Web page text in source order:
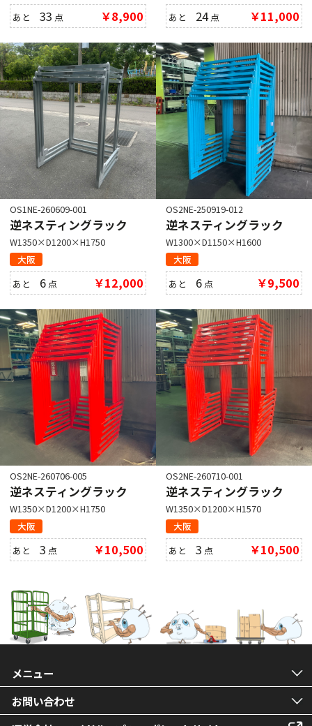
あと33 点 ￥8,900
あと 24点 ￥11,000
OS1NE-260609-001
逆ネスティングラック
W1350×D1200×H1750
大阪
あと 6 点 ￥12,000
OS2NE-250919-012
逆ネスティングラック
W1300×D1150×H1600
大阪
あと 6 点 ￥9,500
OS2NE-260706-005
逆ネスティングラック
W1350×D1200×H1750
大阪
あと3 点 ￥10,500
OS2NE-260710-001
逆ネスティングラック
W1350×D1200×H1570
大阪
あと3 点 ￥10,500
メニュー
お問い合わせ